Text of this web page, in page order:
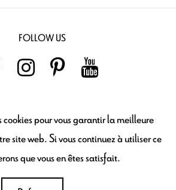
FOLLOW US
cookies pour vous garantir la meilleure
site web. Si vous continuez à utiliser ce
que vous en êtes satisfait.